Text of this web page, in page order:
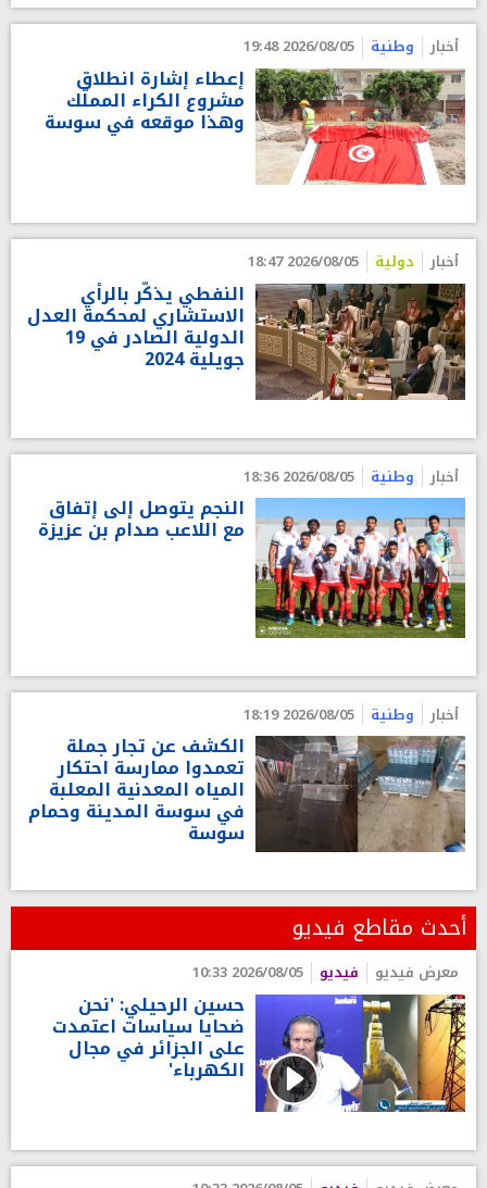
أخبار وطنية 2026/08/05 19:48
إعطاء إشارة انطلاق
مشروع الكراء المملّك
وهذا موقعه في سوسة
أخبار دولية 2026/08/05 18:47
النفطي يذكّر بالرأي
الاستشاري لمحكمة العدل
الدولية الصادر في 19
جويلية 2024
أخبار وطنية 2026/08/05 18:36
النجم يتوصل إلى إتفاق
مع اللاعب صدام بن عزيزة
أخبار وطنية 2026/08/05 18:19
الكشف عن تجار جملة
تعمدوا ممارسة احتكار
المياه المعدنية المعلبة
في سوسة المدينة وحمام
سوسة
أحدث مقاطع فيديو
معرض فيديو فيديو 2026/08/05 10:33
حسين الرحيلي: 'نحن
ضحايا سياسات اعتمدت
على الجزائر في مجال
الكهرباء'